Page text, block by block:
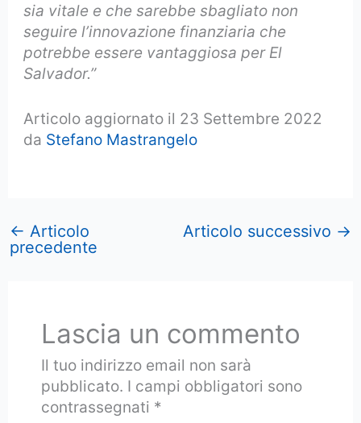
sia vitale e che sarebbe sbagliato non
seguire l’innovazione finanziaria che
potrebbe essere vantaggiosa per El
Salvador.”
Articolo aggiornato il 23 Settembre 2022
da Stefano Mastrangelo
← Articolo
precedente
Articolo successivo →
Lascia un commento
Il tuo indirizzo email non sarà
pubblicato. I campi obbligatori sono
contrassegnati *